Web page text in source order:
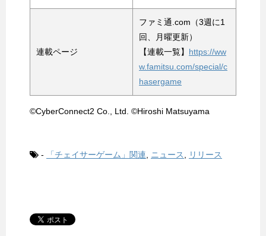
連載ページ
ファミ通.com（3週に1
回、月曜更新）
【連載一覧】 https://ww
w.famitsu.com/special/c
hasergame
©CyberConnect2 Co., Ltd. ©Hiroshi Matsuyama
- 「チェイサーゲーム」関連 ニュース リリース